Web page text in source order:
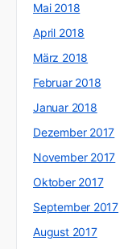
Mai 2018
April 2018
März 2018
Februar 2018
Januar 2018
Dezember 2017
November 2017
Oktober 2017
September 2017
August 2017